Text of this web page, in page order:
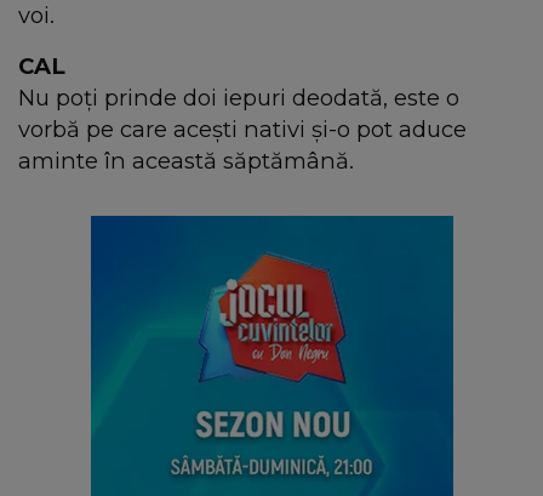
voi.
CAL
Nu poți prinde doi iepuri deodată, este o
vorbă pe care acești nativi și-o pot aduce
aminte în această săptămână.